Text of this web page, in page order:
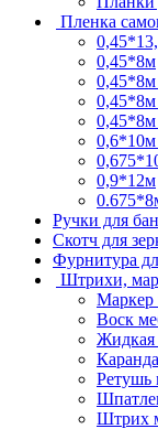
Пленка
0,45*8м
0,45*8м
0,45*8м
0,45*8м
0,6*10м
0,9*12м
Ручки для
Скотч для
Фурнитура
Штрихи,
Маркер
Воск
Жидкая
Ретушь
Штрих